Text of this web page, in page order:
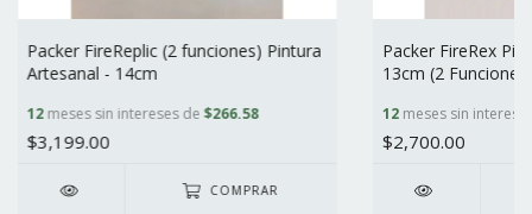
Packer FireReplic (2 funciones) Pintura
Artesanal - 14cm
12meses sin intereses de $266.58
$3,199.00
COMPRAR
Packer FireRex
13cm (2 Funciones)
12meses sin
$2,700.00